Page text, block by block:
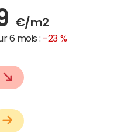
€/m2
6 mois : -23 %